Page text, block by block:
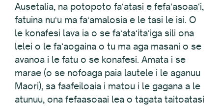
Ausetalia, na potopoto faʻatasi e fefaʻasoaaʻi,
fatuina nuʻu ma faʻamalosia e le tasi le isi. O
le konafesi lava ia o se faʻataʻitaʻiga sili ona
lelei o le faʻaogaina o tu ma aga masani o se
avanoa i le fatu o se konafesi. Amata i se
marae (o se nofoaga paia lautele i le aganuu
Maori), sa faafeiloaia i matou i le gagana a le
atunuu, ona fefaasoaai lea o tagata taitoatasi